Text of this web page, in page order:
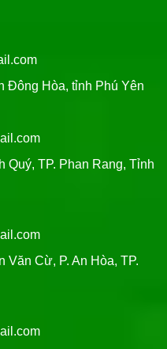
Đông Hòa, tỉnh Phú Yên
Quý, TP. Phan Rang, Tỉnh
Văn Cừ, P. An Hòa, TP.